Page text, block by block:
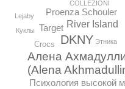
DKNY
Алена
(Alena
River Island
Proenza Schouler
Психология высокой
Target
Crocs Этника
COLLEZIONI
Куклы
Lejaby